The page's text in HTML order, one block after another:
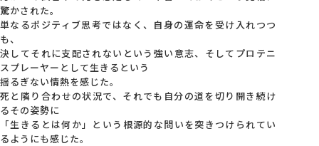
驚かされた。
単なるポジティブ思考ではなく、自身の運命を受け入れつつ
も、
決してそれに支配されないという強い意志、そしてプロテニ
スプレーヤーとして生きるという
揺るぎない情熱を感じた。
死と隣り合わせの状況で、それでも自分の道を切り開き続け
るその姿勢に
「生きるとは何か」という根源的な問いを突きつけられてい
るようにも感じた。